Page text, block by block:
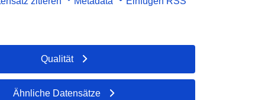
Qualität
Ähnliche Datensätze